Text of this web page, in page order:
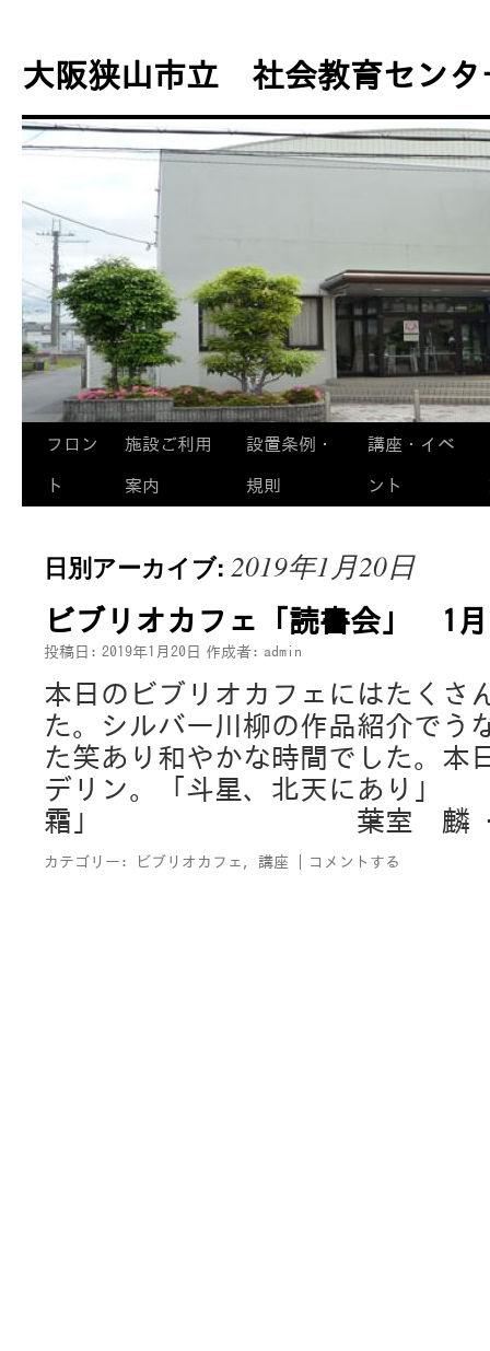
テ
ン
へ
ス
プ
大阪狭山市立 社会教育センタ
フロン
ト
施設ご利用
案内
設置条例・
規則
講座・イベ
ント
日別アーカイブ: 2019年1月20日
ビブリオカフェ「読書会」 1月
投稿日: 2019年1月20日 作成者: admin
本日のビブリオカフェにはたくさ
た。シルバー川柳の作品紹介でう
た笑あり和やかな時間でした。本
デリン。「斗星、北天にあり
霜」 葉室 麟
カテゴリー: ビブリオカフェ , 講座 コメントする